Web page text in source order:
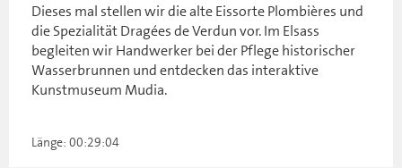
Dieses mal stellen wir die alte Eissorte Plombières und
die Spezialität Dragées de Verdun vor. Im Elsass
begleiten wir Handwerker bei der Pflege historischer
Wasserbrunnen und entdecken das interaktive
Kunstmuseum Mudia.
Länge: 00:29:04